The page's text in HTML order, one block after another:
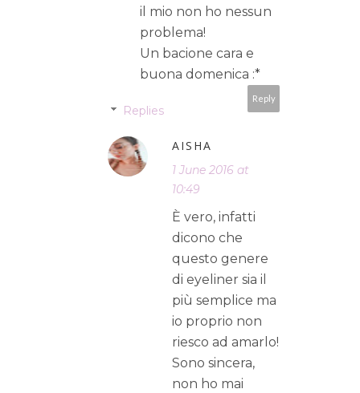
il mio non ho nessun
problema!
Un bacione cara e
buona domenica :*
Reply
Replies
AISHA
1 June 2016 at
10:49
È vero, infatti
dicono che
questo genere
di eyeliner sia il
più semplice ma
io proprio non
riesco ad amarlo!
Sono sincera,
non ho mai